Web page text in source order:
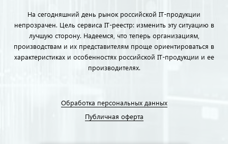
На сегодняшний день рынок российской IT-продукции
непрозрачен. Цель сервиса IT-реестр: изменить эту ситуацию в
лучшую сторону. Надеемся, что теперь организациям,
производствам и их представителям проще ориентироваться в
характеристиках и особенностях российской IT-продукции и ее
производителях.
Обработка персональных данных
Публичная оферта